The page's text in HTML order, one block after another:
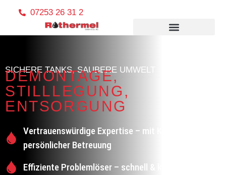
07253 26 31 2
SICHERE TANKS, SAUBERE UMWELT
DEMONTAGE,
STILLLEGUNG,
ENTSORGUNG
Vertrauenswürdige Expertise – mit Klarheit und
persönlicher Betreuung
Effiziente Problemlöser – schnell & kompetent